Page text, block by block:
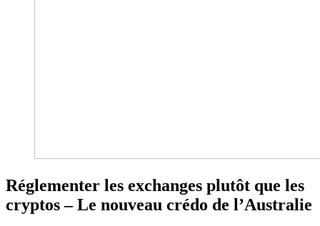
Réglementer les exchanges plutôt que les
cryptos – Le nouveau crédo de l’Australie